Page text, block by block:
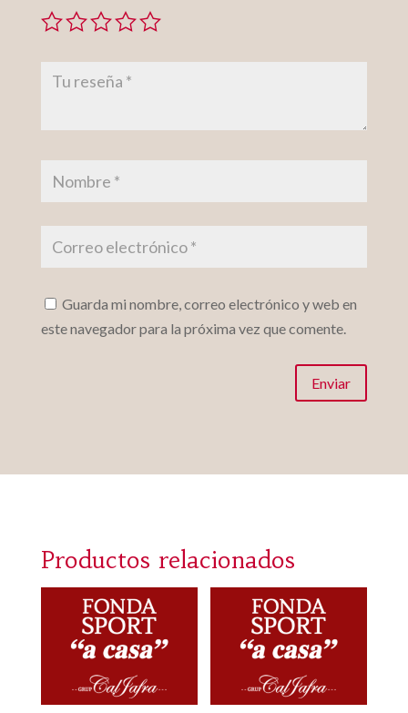
Guarda mi nombre, correo electrónico y web en
este navegador para la próxima vez que comente.
Enviar
Productos relacionados